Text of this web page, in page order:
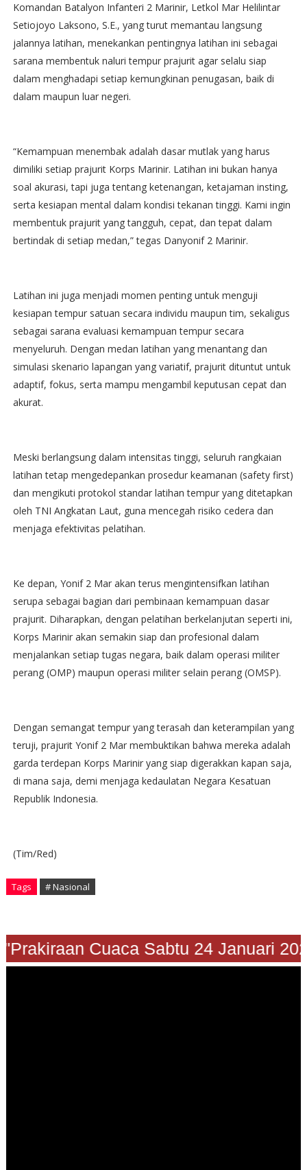
Komandan Batalyon Infanteri 2 Marinir, Letkol Mar Helilintar
Setiojoyo Laksono, S.E., yang turut memantau langsung
jalannya latihan, menekankan pentingnya latihan ini sebagai
sarana membentuk naluri tempur prajurit agar selalu siap
dalam menghadapi setiap kemungkinan penugasan, baik di
dalam maupun luar negeri.
“Kemampuan menembak adalah dasar mutlak yang harus
dimiliki setiap prajurit Korps Marinir. Latihan ini bukan hanya
soal akurasi, tapi juga tentang ketenangan, ketajaman insting,
serta kesiapan mental dalam kondisi tekanan tinggi. Kami ingin
membentuk prajurit yang tangguh, cepat, dan tepat dalam
bertindak di setiap medan,” tegas Danyonif 2 Marinir.
Latihan ini juga menjadi momen penting untuk menguji
kesiapan tempur satuan secara individu maupun tim, sekaligus
sebagai sarana evaluasi kemampuan tempur secara
menyeluruh. Dengan medan latihan yang menantang dan
simulasi skenario lapangan yang variatif, prajurit dituntut untuk
adaptif, fokus, serta mampu mengambil keputusan cepat dan
akurat.
Meski berlangsung dalam intensitas tinggi, seluruh rangkaian
latihan tetap mengedepankan prosedur keamanan (safety first)
dan mengikuti protokol standar latihan tempur yang ditetapkan
oleh TNI Angkatan Laut, guna mencegah risiko cedera dan
menjaga efektivitas pelatihan.
Ke depan, Yonif 2 Mar akan terus mengintensifkan latihan
serupa sebagai bagian dari pembinaan kemampuan dasar
prajurit. Diharapkan, dengan pelatihan berkelanjutan seperti ini,
Korps Marinir akan semakin siap dan profesional dalam
menjalankan setiap tugas negara, baik dalam operasi militer
perang (OMP) maupun operasi militer selain perang (OMSP).
Dengan semangat tempur yang terasah dan keterampilan yang
teruji, prajurit Yonif 2 Mar membuktikan bahwa mereka adalah
garda terdepan Korps Marinir yang siap digerakkan kapan saja,
di mana saja, demi menjaga kedaulatan Negara Kesatuan
Republik Indonesia.
(Tim/Red)
Tags # Nasional
Cuaca Sabtu 24 Januari